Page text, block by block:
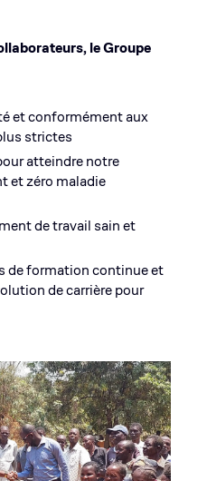
le Groupe
et conformément aux
strictes
atteindre notre
et zéro maladie
de travail sain et
de formation continue et
de carrière pour